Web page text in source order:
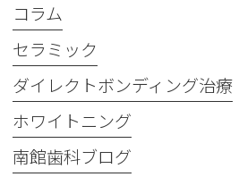
コラム
セラミック
ダイレクトボンディング治療
ホワイトニング
南館歯科ブログ